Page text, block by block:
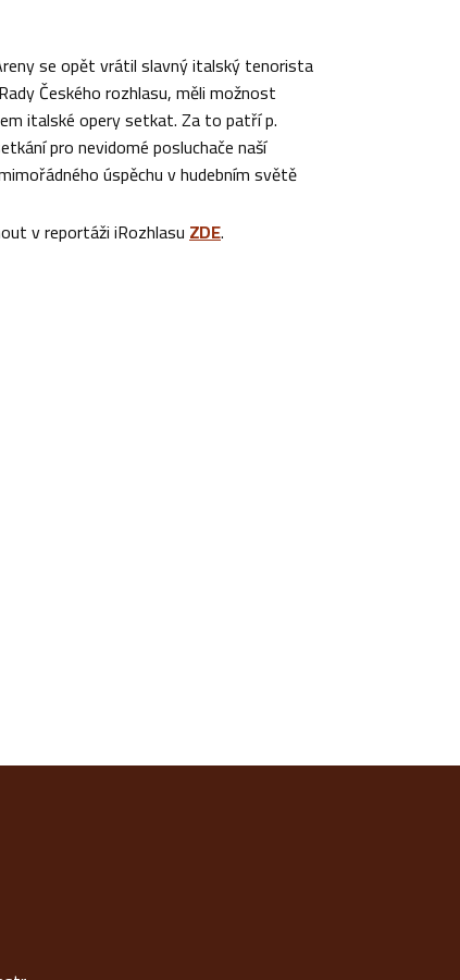
se opět vrátil slavný italský tenorista
Českého rozhlasu, měli možnost
italské opery setkat. Za to patří p.
pro nevidomé posluchače naší
úspěchu v hudebním světě
v reportáži iRozhlasuZDE.